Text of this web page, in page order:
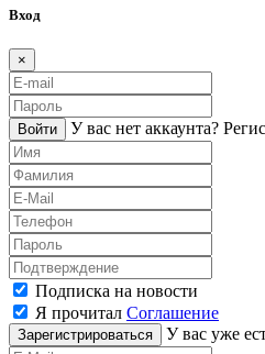
Вход
×
Войти У вас нет аккаунта?
Подписка на новости
Я прочитал Соглашение
Зарегистрироваться У вас уже